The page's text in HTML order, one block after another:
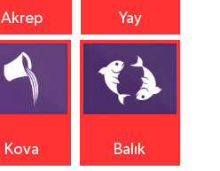
Akrep Yay
Kova Balık